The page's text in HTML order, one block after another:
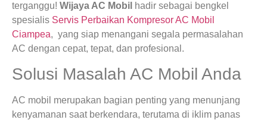
terganggu! Wijaya AC Mobil hadir sebagai bengkel
spesialis Servis Perbaikan Kompresor AC Mobil
Ciampea, yang siap menangani segala permasalahan
AC dengan cepat, tepat, dan profesional.
Solusi Masalah AC Mobil Anda
AC mobil merupakan bagian penting yang menunjang
kenyamanan saat berkendara, terutama di iklim panas